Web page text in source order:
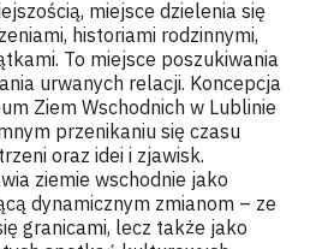
miejsce dzielenia się
historiami rodzinnymi,
To miejsce poszukiwania
urwanych relacji. Koncepcja
Ziem Wschodnich w Lublinie
przenikaniu się czasu
oraz idei i zjawisk.
ziemie wschodnie jako
dynamicznym zmianom – ze
granicami, lecz także jako